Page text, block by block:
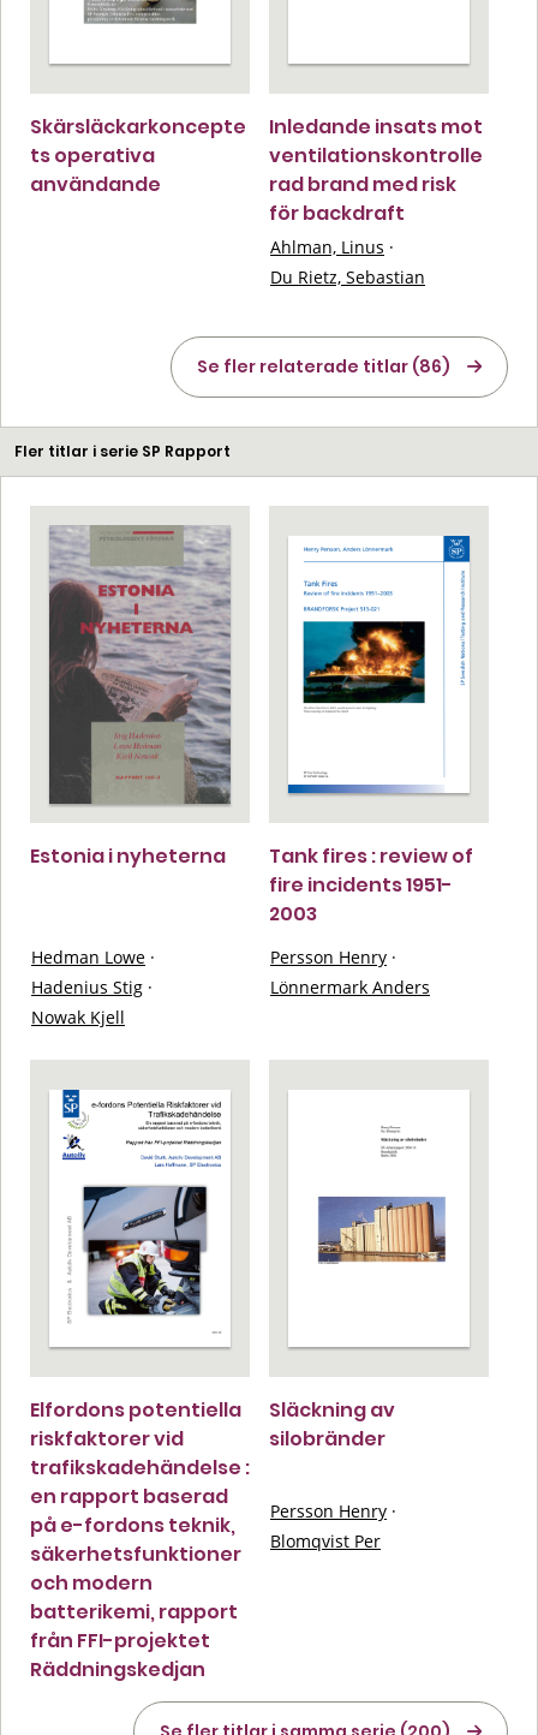
Skärsläckarkoncepte
ts operativa
användande
Inledande insats mot
ventilationskontrolle
rad brand med risk
för backdraft
Ahlman, Linus ·
Du Rietz, Sebastian
Se fler relaterade titlar (86)
Fler titlar i serie SP Rapport
Estonia i nyheterna
Hedman Lowe ·
Hadenius Stig ·
Nowak Kjell
Tank fires : review of
fire incidents 1951-
2003
Persson Henry ·
Lönnermark Anders
Elfordons potentiella
riskfaktorer vid
trafikskadehändelse :
en rapport baserad
på e-fordons teknik,
säkerhetsfunktioner
och modern
batterikemi, rapport
från FFI-projektet
Räddningskedjan
Släckning av
silobränder
Persson Henry ·
Blomqvist Per